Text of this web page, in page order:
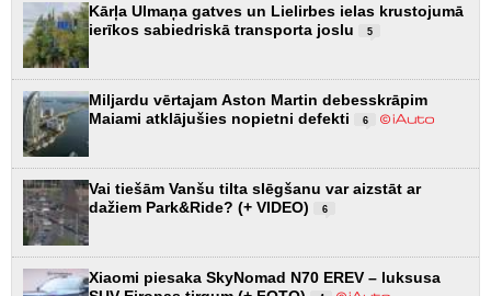
Kārļa Ulmaņa gatves un Lielirbes ielas krustojumā
ierīkos sabiedriskā transporta joslu
5
Miljardu vērtajam Aston Martin debesskrāpim
Maiami atklājušies nopietni defekti
6
Vai tiešām Vanšu tilta slēgšanu var aizstāt ar
dažiem Park&Ride? (+ VIDEO)
6
Xiaomi piesaka SkyNomad N70 EREV – luksusa